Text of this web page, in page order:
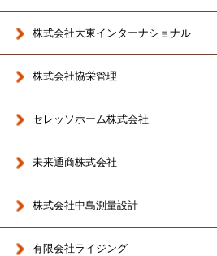
株式会社大東インターナショナル
株式会社協栄管理
セレッソホーム株式会社
未来通商株式会社
株式会社中島測量設計
有限会社ライジング